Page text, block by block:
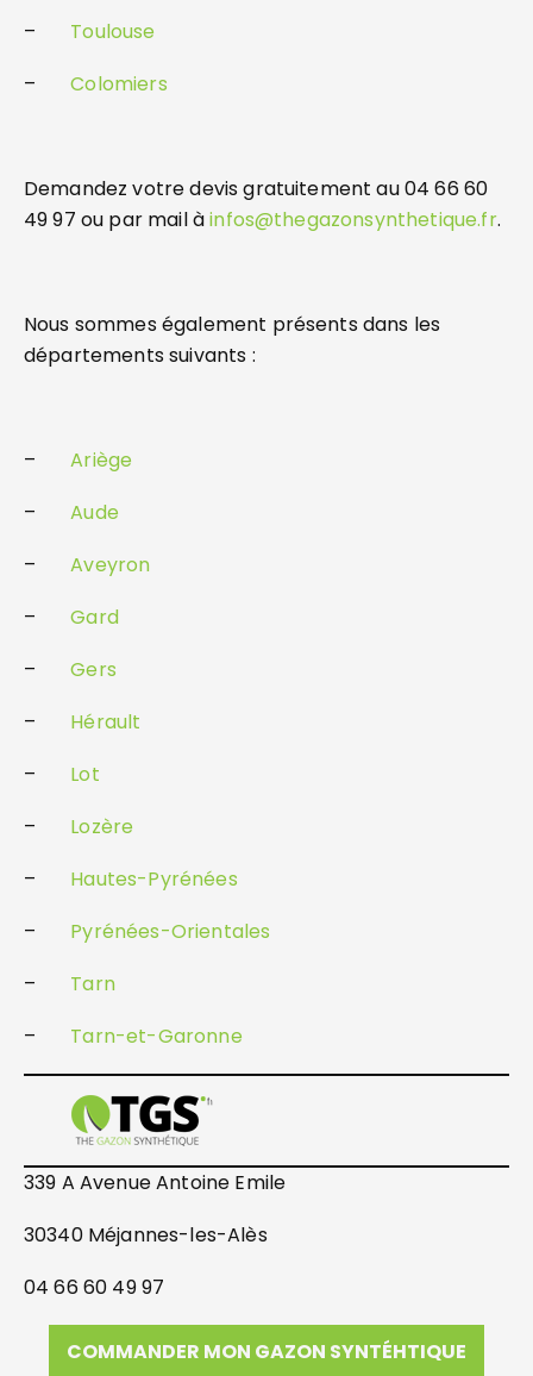
– Toulouse
–Colomiers
Demandez votre devis gratuitement au 04 66 60
49 97 ou par mail àinfos@thegazonsynthetique.fr.
Nous sommes également présents dans les
départements suivants :
–Ariège
–Aude
–Aveyron
–Gard
–Gers
– Hérault
– Lot
– Lozère
– Hautes-Pyrénées
– Pyrénées-Orientales
– Tarn
– Tarn-et-Garonne
339 A Avenue Antoine Emile
30340 Méjannes-les-Alès
04 66 60 49 97
COMMANDER MON GAZON SYNTÉHTIQUE